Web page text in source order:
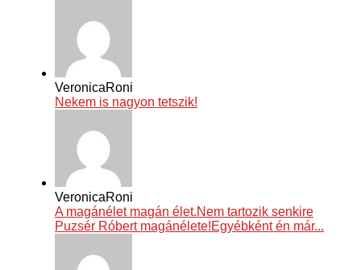
VeronicaRoni
Nekem is nagyon tetszik!
VeronicaRoni
A magánélet magán élet.Nem tartozik senkire
Puzsér Róbert magánélete!Egyébként én már...